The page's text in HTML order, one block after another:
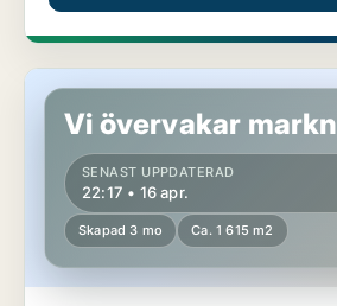
Butikslokal i Haninge, Handen
Vi övervakar
SENAST UPPDATERAD
22:17 • 16 apr.
Skapad 3 mo Ca. 1 615 m2